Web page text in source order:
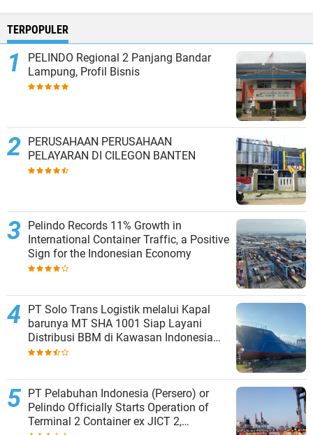
TERPOPULER
PELINDO Regional 2 Panjang Bandar
Lampung, Profil Bisnis
PERUSAHAAN PERUSAHAAN
PELAYARAN DI CILEGON BANTEN
Pelindo Records 11% Growth in
International Container Traffic, a Positive
Sign for the Indonesian Economy
PT Solo Trans Logistik melalui Kapal
barunya MT SHA 1001 Siap Layani
Distribusi BBM di Kawasan Indonesia
bagian Timur
PT Pelabuhan Indonesia (Persero) or
Pelindo Officially Starts Operation of
Terminal 2 Container ex JICT 2,